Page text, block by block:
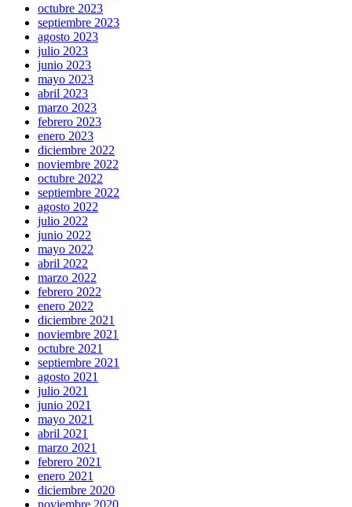
octubre 2023
septiembre 2023
agosto 2023
julio 2023
junio 2023
mayo 2023
abril 2023
marzo 2023
febrero 2023
enero 2023
diciembre 2022
noviembre 2022
octubre 2022
septiembre 2022
agosto 2022
julio 2022
junio 2022
mayo 2022
abril 2022
marzo 2022
febrero 2022
enero 2022
diciembre 2021
noviembre 2021
octubre 2021
septiembre 2021
agosto 2021
julio 2021
junio 2021
mayo 2021
abril 2021
marzo 2021
febrero 2021
enero 2021
diciembre 2020
noviembre 2020